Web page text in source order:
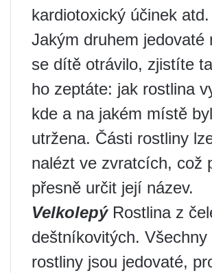
kardiotoxický účinek atd.
Jakým druhem jedovaté
se dítě otrávilo, zjistíte
ho zeptáte: jak rostlina
kde a na jakém místě
utržena. Části rostliny
nalézt ve zvratcích, což
přesně určit její název.
Velkolepý Rostlina z
deštníkovitých. Všechny
rostliny jsou jedovaté,